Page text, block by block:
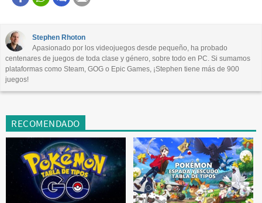
Este contenido contiene información incorrecta
Otro
Stephen Rhoton
Apasionado por los videojuegos desde pequeño, ha probado
centenares de juegos de toda clase y género, sobre todo en PC. Si sumamos
plataformas como Steam, GOG o Epic Games, ¡Stephen tiene más de 900
juegos!
RECOMENDADO